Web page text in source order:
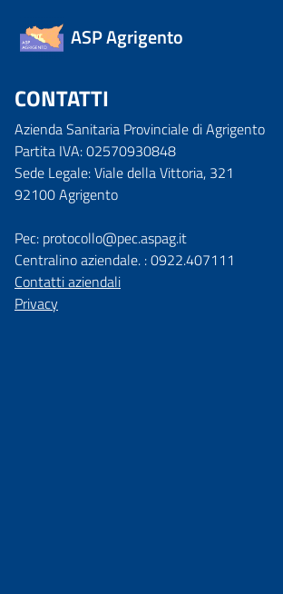
ASP Agrigento
CONTATTI
Azienda Sanitaria Provinciale di Agrigento
Partita IVA: 02570930848
Sede Legale: Viale della Vittoria, 321
92100 Agrigento
Pec: protocollo@pec.aspag.it
Centralino aziendale. : 0922.407111
Contatti aziendali
Privacy